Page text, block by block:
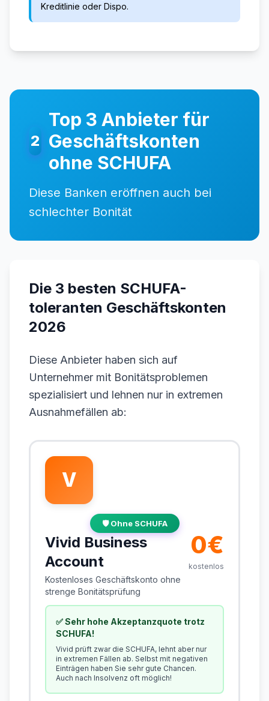
Kreditlinie oder Dispo.
2
Top 3 Anbieter für
Geschäftskonten
ohne SCHUFA
Diese Banken eröffnen auch bei
schlechter Bonität
Die 3 besten SCHUFA-
toleranten Geschäftskonten
2026
Diese Anbieter haben sich auf
Unternehmer mit Bonitätsproblemen
spezialisiert und lehnen nur in extremen
Ausnahmefällen ab:
V
🛡️ Ohne SCHUFA
Vivid Business
Account
Kostenloses Geschäftskonto ohne
strenge Bonitätsprüfung
0€
kostenlos
✅ Sehr hohe Akzeptanzquote trotz
SCHUFA!
Vivid prüft zwar die SCHUFA, lehnt aber nur
in extremen Fällen ab. Selbst mit negativen
Einträgen haben Sie sehr gute Chancen.
Auch nach Insolvenz oft möglich!